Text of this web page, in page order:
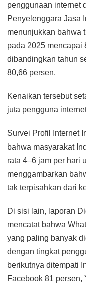
penggunaan internet
Penyelenggara Jasa
menunjukkan bahwa
pada 2025 mencapai
dibandingkan tahun
80,66 persen.
Kenaikan tersebut
juta pengguna
Survei Profil Internet
bahwa masyarakat
rata 4–6 jam per hari
menggambarkan
tak terpisahkan dari
Di sisi lain, laporan
mencatat bahwa
yang paling banyak
dengan tingkat
berikutnya ditempati
Facebook 81 persen,